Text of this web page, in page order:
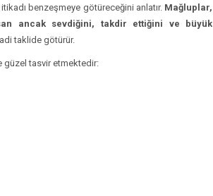
benzeşmeye götüreceğini anlatır. Mağluplar,
ancak sevdiğini, takdir ettiğini ve büyük
taklide götürür.
güzel tasvir etmektedir: